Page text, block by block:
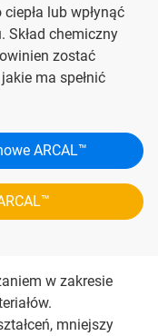
lub wpłynąć
Skład chemiczny
zostać
ma spełnić
ARCAL™
w zakresie
mniejszy